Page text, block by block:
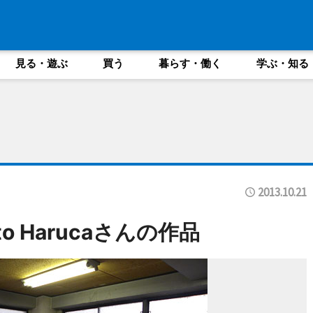
見る・遊ぶ 買う 暮らす・働く 学ぶ・知る
2013.10.21
Harucaさんの作品